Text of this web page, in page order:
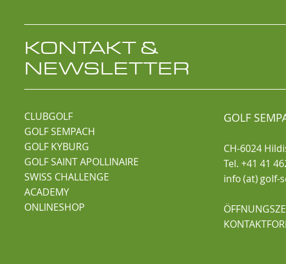
KONTAKT &
NEWSLETTER
CLUBGOLF
GOLF SEMPACH
GOLF KYBURG
GOLF SAINT APOLLINAIRE
SWISS CHALLENGE
ACADEMY
ONLINESHOP
GOLF
CH-6024
Tel. +41 41
info (at) golf-